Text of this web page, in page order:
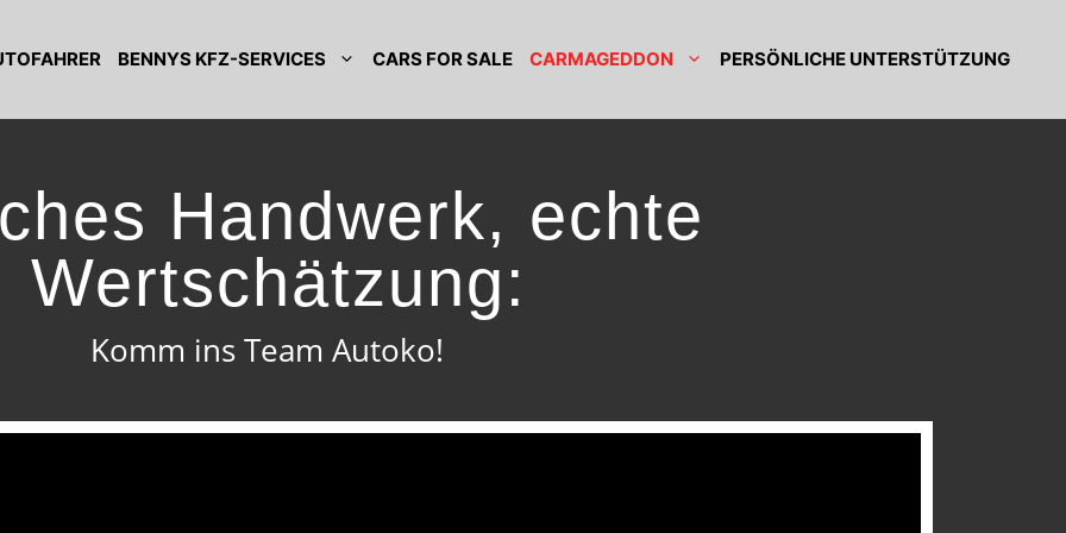
BENNYS KFZ-SERVICES CARS FOR SALE CARMAGEDDON PERSÖNLICHE UNTERSTÜTZUNG
Handwerk, echte
Wertschätzung:
Komm ins Team Autoko!